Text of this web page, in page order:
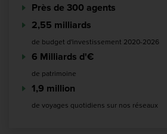
Près de 300 agents
2,55 milliards
de budget d'investissement 2020-2026
6 Milliards d'€
de patrimoine
1,9 million
de voyages quotidiens sur nos réseaux